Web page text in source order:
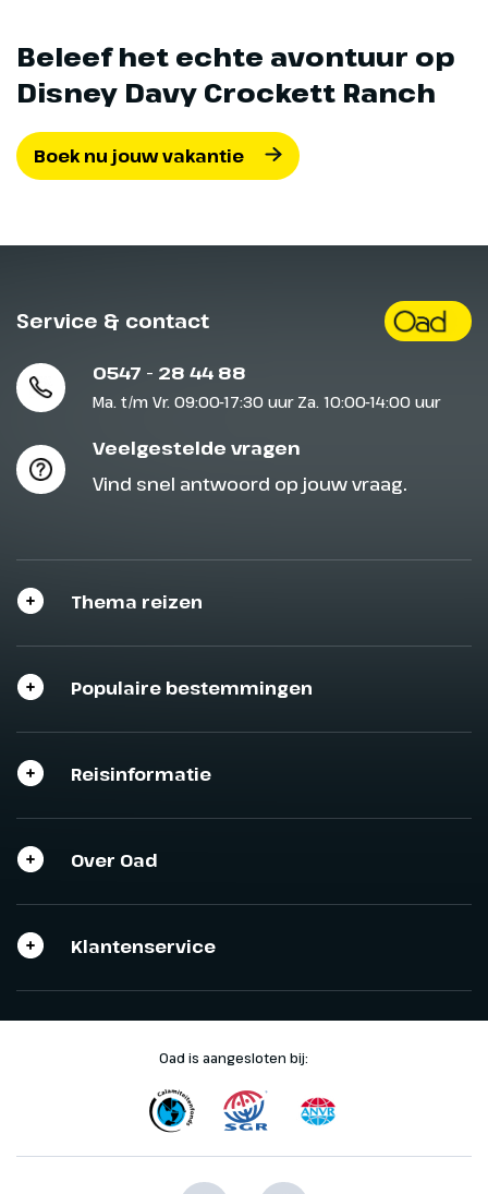
Beleef het echte avontuur op
Disney Davy Crockett Ranch
Boek nu jouw vakantie
Service & contact
0547 - 28 44 88
Ma. t/m Vr. 09:00-17:30 uur Za. 10:00-14:00 uur
Veelgestelde vragen
Vind snel antwoord op jouw vraag.
Thema reizen
Populaire bestemmingen
Reisinformatie
Over Oad
Klantenservice
Oad is aangesloten bij: